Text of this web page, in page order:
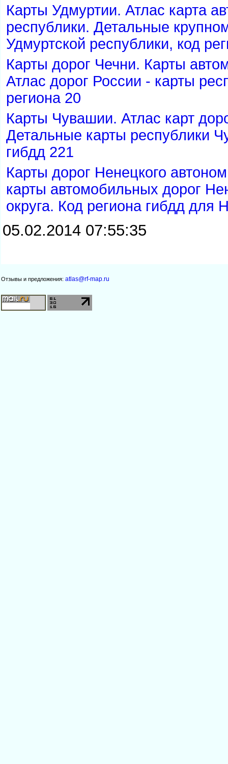
Карты Удмуртии. Атлас карта
республики. Детальные
Удмуртской республики, код
Карты дорог Чечни. Карты
Атлас дорог России - карты
региона 20
Карты Чувашии. Атлас карт
Детальные карты республики
ибдд 221
Карты дорог Ненецкого
карты автомобильных дорог
округа. Код региона гибдд для
05.02.2014 07:55:35
Отзывы и предложения: atlas@rf-map.ru